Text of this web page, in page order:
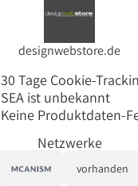
designwebstore.de
30 Tage Cookie-
SEA ist unbekannt
Keine Produktdaten-
Netzwerke
vorhanden